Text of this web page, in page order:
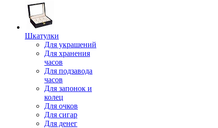
Шкатулки
Для украшений
Для хранения
часов
Для подзавода
часов
Для запонок и
колец
Для очков
Для сигар
Для денег